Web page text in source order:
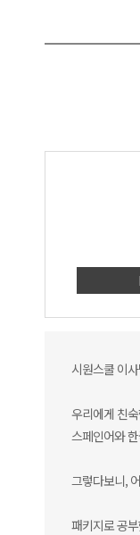
시원스쿨 이
우리에게 친
스페인어와
그렇다보니,
패키지로 공